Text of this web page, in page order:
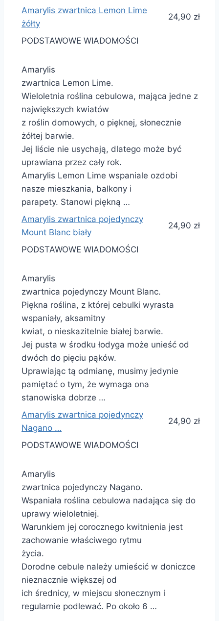
Amarylis zwartnica Lemon Lime
żółty
24,90 zł
PODSTAWOWE WIADOMOŚCI
Amarylis
zwartnica Lemon Lime.
Wieloletnia roślina cebulowa, mająca jedne z
największych kwiatów
z roślin domowych, o pięknej, słonecznie
żółtej barwie.
Jej liście nie usychają, dlatego może być
uprawiana przez cały rok.
Amarylis Lemon Lime wspaniale ozdobi
nasze mieszkania, balkony i
parapety. Stanowi piękną …
Amarylis zwartnica pojedynczy
Mount Blanc biały
24,90 zł
PODSTAWOWE WIADOMOŚCI
Amarylis
zwartnica pojedynczy Mount Blanc.
Piękna roślina, z której cebulki wyrasta
wspaniały, aksamitny
kwiat, o nieskazitelnie białej barwie.
Jej pusta w środku łodyga może unieść od
dwóch do pięciu pąków.
Uprawiając tą odmianę, musimy jedynie
pamiętać o tym, że wymaga ona
stanowiska dobrze …
Amarylis zwartnica pojedynczy
Nagano …
24,90 zł
PODSTAWOWE WIADOMOŚCI
Amarylis
zwartnica pojedynczy Nagano.
Wspaniała roślina cebulowa nadająca się do
uprawy wieloletniej.
Warunkiem jej corocznego kwitnienia jest
zachowanie właściwego rytmu
życia.
Dorodne cebule należy umieścić w doniczce
nieznacznie większej od
ich średnicy, w miejscu słonecznym i
regularnie podlewać. Po około 6 …